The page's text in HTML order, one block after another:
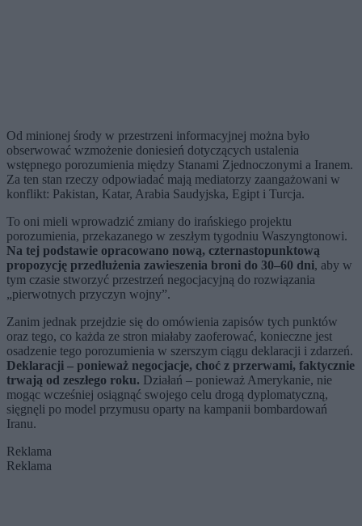
Od minionej środy w przestrzeni informacyjnej można było
obserwować wzmożenie doniesień dotyczących ustalenia
wstępnego porozumienia między Stanami Zjednoczonymi a Iranem.
Za ten stan rzeczy odpowiadać mają mediatorzy zaangażowani w
konflikt: Pakistan, Katar, Arabia Saudyjska, Egipt i Turcja.
To oni mieli wprowadzić zmiany do irańskiego projektu
porozumienia, przekazanego w zeszłym tygodniu Waszyngtonowi.
Na tej podstawie opracowano nową, czternastopunktową
propozycję przedłużenia zawieszenia broni do 30–60 dni, aby w
tym czasie stworzyć przestrzeń negocjacyjną do rozwiązania
„pierwotnych przyczyn wojny”.
Zanim jednak przejdzie się do omówienia zapisów tych punktów
oraz tego, co każda ze stron miałaby zaoferować, konieczne jest
osadzenie tego porozumienia w szerszym ciągu deklaracji i zdarzeń.
Deklaracji – ponieważ negocjacje, choć z przerwami, faktycznie
trwają od zeszłego roku. Działań – ponieważ Amerykanie, nie
mogąc wcześniej osiągnąć swojego celu drogą dyplomatyczną,
sięgnęli po model przymusu oparty na kampanii bombardowań
Iranu.
Reklama
Reklama